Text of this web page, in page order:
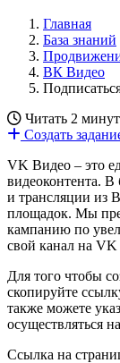
Главная
База знаний
ВК Видео
Читать 2
Создать
VK Видео – это
видеоконтента.
и трансляции из
площадок. Мы
кампанию по
свой канал на
Для того чтобы
скопируйте
также можете
осуществляться
Ссылка на